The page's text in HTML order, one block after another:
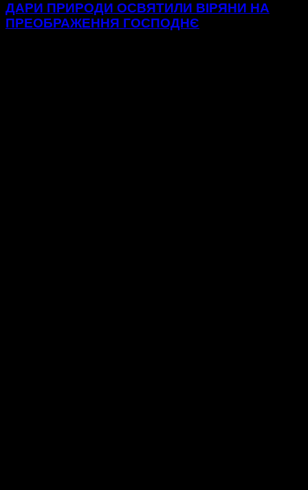
ДАРИ ПРИРОДИ ОСВЯТИЛИ ВІРЯНИ НА
ПРЕОБРАЖЕННЯ ГОСПОДНЄ